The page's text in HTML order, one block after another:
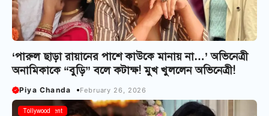
‘পারুল ছাড়া রায়ানের পাশে কাউকে মানায় না…’ অভিনেত্রী
অনামিকাকে “বুড়ি” বলে কটাক্ষ! মুখ খুললেন অভিনেত্রী!
Piya Chanda February 26, 2026
Bangla Serial
Entertainment
Tollywood